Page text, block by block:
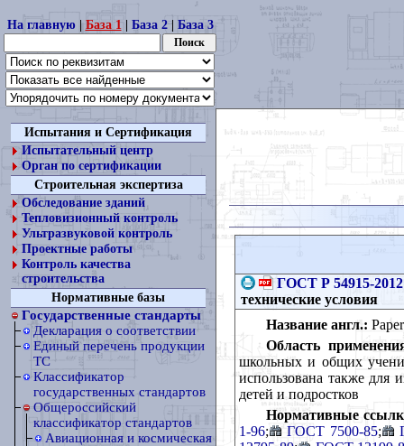
На главную| База 1| База 2| База 3
Испытания и Сертификация
Испытательный центр
Орган по сертификации
Строительная экспертиза
Обследование зданий
Тепловизионный контроль
Ультразвуковой контроль
Проектные работы
Контроль качества
строительства
Нормативные базы
Государственные стандарты
Декларация о соответствии
Единый перечень продукции
ТС
Классификатор
государственных стандартов
Общероссийский
классификатор стандартов
Авиационная и космическая
ГОСТ Р 54915-2012
технические условия
Название англ.:
Область
школьных и общих
использована также для
детей и подростков
Нормативные
1-96; ГОСТ 7500-85;